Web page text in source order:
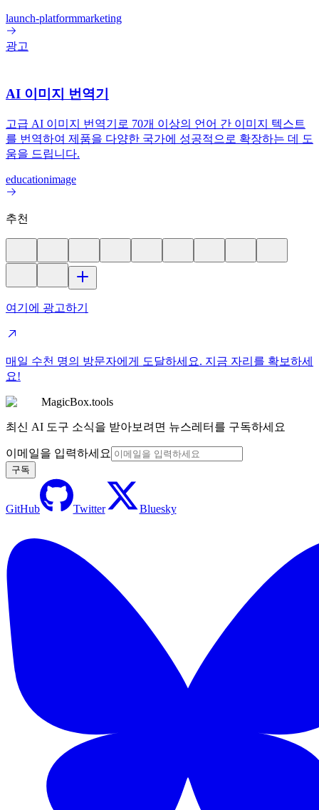
launch-platformmarketing
광고
AI 이미지 번역기
고급 AI 이미지 번역기로 70개 이상의 언어 간 이미지 텍스트
를 번역하여 제품을 다양한 국가에 성공적으로 확장하는 데 도
움을 드립니다.
educationimage
추천
여기에 광고하기
매일 수천 명의 방문자에게 도달하세요. 지금 자리를 확보하세
요!
MagicBox.tools
최신 AI 도구 소식을 받아보려면 뉴스레터를 구독하세요
이메일을 입력하세요
구독
GitHub Twitter Bluesky